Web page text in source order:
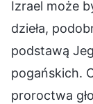
Izrael może
dzieła,
podstawą
pogańskich.
proroctwa